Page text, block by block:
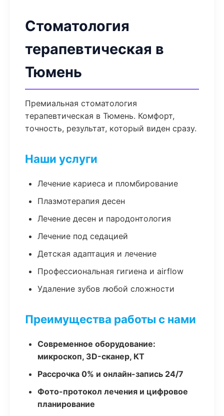
Стоматология
терапевтическая в
Тюмень
Премиальная стоматология
терапевтическая в Тюмень. Комфорт,
точность, результат, который виден сразу.
Наши услуги
Лечение кариеса и пломбирование
Плазмотерапия десен
Лечение десен и пародонтология
Лечение под седацией
Детская адаптация и лечение
Профессиональная гигиена и airflow
Удаление зубов любой сложности
Преимущества работы с нами
Современное оборудование:
микроскоп, 3D-сканер, КТ
Рассрочка 0% и онлайн-запись 24/7
Фото-протокол лечения и цифровое
планирование